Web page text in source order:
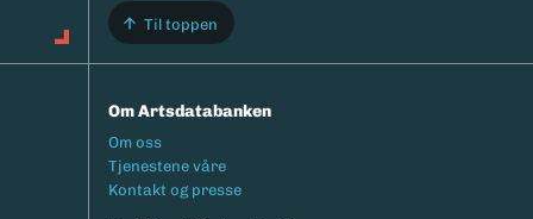
Til toppen
Om Artsdatabanken
Footermeny
Om oss
Tjenestene våre
Kontakt og presse